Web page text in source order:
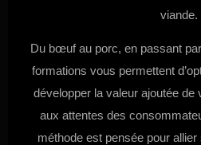
viande.
Du bœuf au porc, en passant
formations vous permettent
développer la valeur ajoutée de
aux attentes des
méthode est pensée pour